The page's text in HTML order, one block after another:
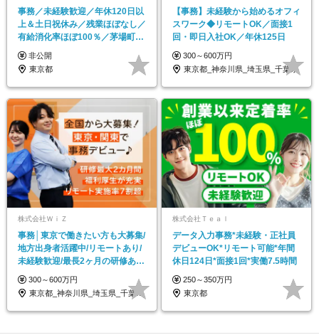
事務／未経験歓迎／年休120日以
上＆土日祝休み／残業ほぼなし／
有給消化率ほぼ100％／茅場町駅
から徒歩5分
非公開
東京都
【事務】未経験から始めるオフィ
スワーク◆リモートOK／面接1
回・即日入社OK／年休125日
300～600万円
東京都_神奈川県_埼玉県_千葉県
株式会社ＷｉＺ
事務│東京で働きたい方も大募集/
地方出身者活躍中/リモートあり/
未経験歓迎/最長2ヶ月の研修あ
り/土日祝休み
300～600万円
東京都_神奈川県_埼玉県_千葉県_茨城県…
株式会社Ｔｅａｌ
データ入力事務*未経験・正社員
デビューOK*リモート可能*年間
休日124日*面接1回*実働7.5時間
250～350万円
東京都